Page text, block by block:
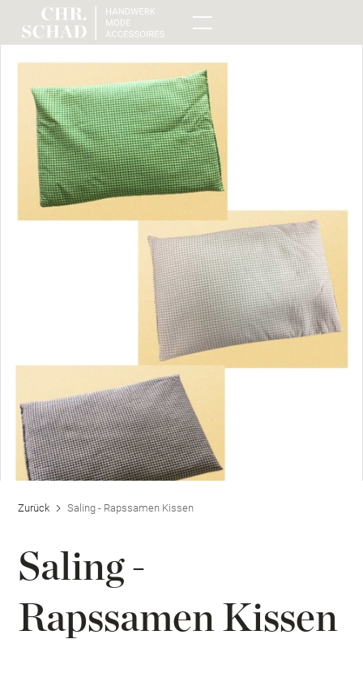
Zurück Saling - Rapssamen Kissen
Saling -
Rapssamen Kissen